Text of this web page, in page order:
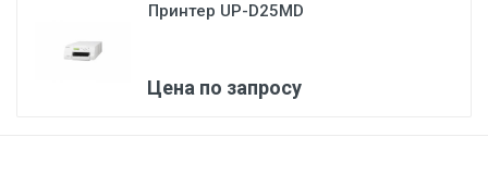
Принтер UP-D25MD
Цена по запросу